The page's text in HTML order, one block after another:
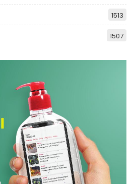
1513
1507